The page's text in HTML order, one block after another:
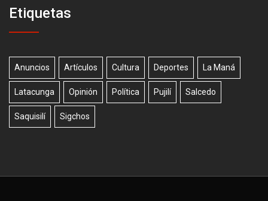
Etiquetas
Anuncios Artículos Cultura Deportes La Maná
Latacunga Opinión Política Pujilí Salcedo
Saquisilí Sigchos